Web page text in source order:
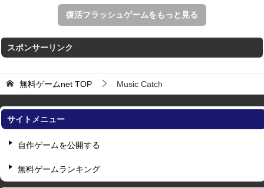
復活フラッシュゲームをもっと見る
スポンサーリンク
無料ゲームnet TOP Music Catch
サイトメニュー
自作ゲームを公開する
無料ゲームランキング